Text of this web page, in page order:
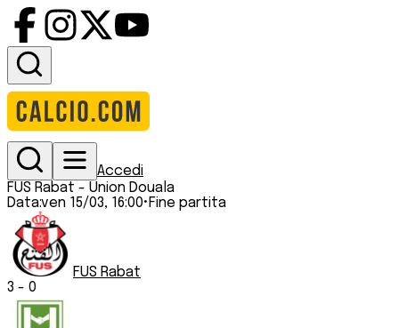
Accedi
FUS Rabat - Union Douala
Data:ven 15/03, 16:00• Fine partita
FUS Rabat
3 - 0